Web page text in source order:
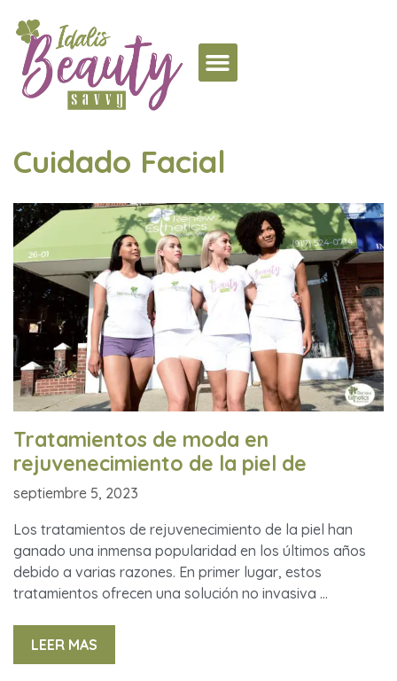
Cuidado Facial
Tratamientos de moda en
rejuvenecimiento de la piel de
septiembre 5, 2023
Los tratamientos de rejuvenecimiento de la piel han
ganado una inmensa popularidad en los últimos años
debido a varias razones. En primer lugar, estos
tratamientos ofrecen una solución no invasiva …
LEER MAS